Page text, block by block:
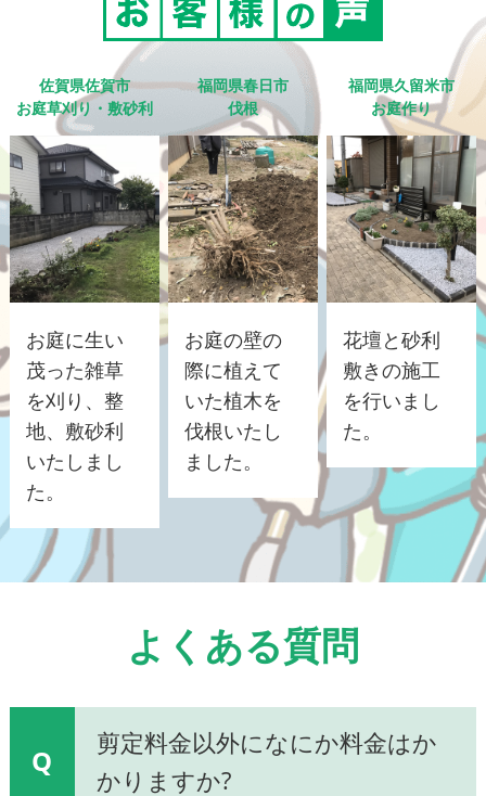
佐賀県佐賀市
お庭草刈り・敷砂利
お庭に生い
茂った雑草
を刈り、整
地、敷砂利
いたしまし
た。
福岡県春日市
伐根
お庭の壁の
際に植えて
いた植木を
伐根いたし
ました。
福岡県久留米市
お庭作り
花壇と砂利
敷きの施工
を行いまし
た。
よくある質問
Q
剪定料金以外になにか料金はか
かりますか?